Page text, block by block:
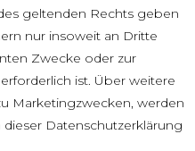
geltenden Rechts geben
nur insoweit an Dritte
Zwecke oder zur
ist. Über weitere
Marketingzwecken, werden
Datenschutzerklärung